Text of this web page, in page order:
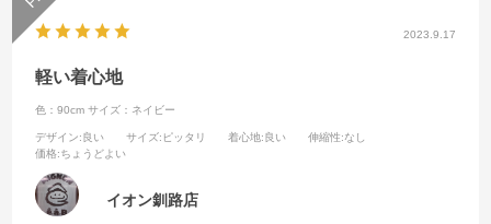
2023.9.17
軽い着心地
色：90cm サイズ：ネイビー
デザイン:良い サイズ:ピッタリ 着心地:良い 伸縮性:なし
価格:ちょうどよい
イオン釧路店